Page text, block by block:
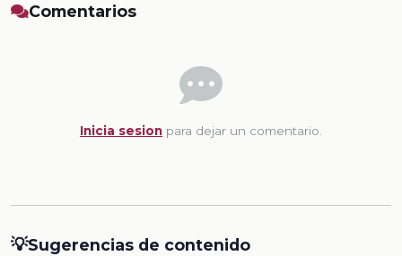
Comentarios
Inicia sesion para dejar un comentario.
💡Sugerencias de contenido